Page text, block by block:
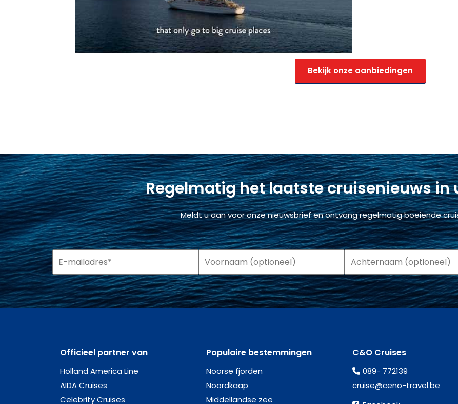
Bekijk onze aanbiedingen
Regelmatig het laatste cruisenieuws in
Meldt u aan voor onze nieuwsbrief en ontvang regelmatig boeiende
Officieel partner van
Holland America Line
AIDA Cruises
Celebrity Cruises
Populaire bestemmingen
Noorse fjorden
Noordkaap
Middellandse zee
C&O Cruises
089- 772139
cruise@ceno-travel.be